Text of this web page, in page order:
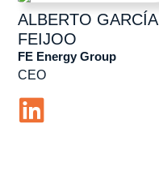
ALBERTO GARCÍA
FEIJOO
CEO
FE Energy Group